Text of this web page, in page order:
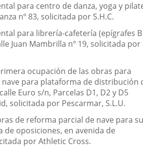
para centro de danza, yoga y
nº 83, solicitada por S.H.C.
para librería-cafetería (epígrafes B
Juan Mambrilla nº 19, solicitada por
ocupación de las obras para
para plataforma de distribución
Euro s/n, Parcelas D1, D2 y D5
solicitada por Pescarmar, S.L.U.
de reforma parcial de nave para su
de oposiciones, en avenida de
por Athletic Cross.